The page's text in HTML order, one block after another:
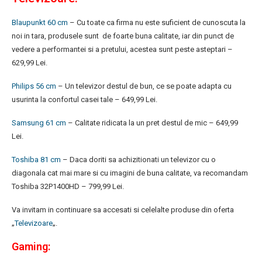
Blaupunkt 60 cm – Cu toate ca firma nu este suficient de cunoscuta la
noi in tara, produsele sunt de foarte buna calitate, iar din punct de
vedere a performantei si a pretului, acestea sunt peste asteptari –
629,99 Lei.
Philips 56 cm – Un televizor destul de bun, ce se poate adapta cu
usurinta la confortul casei tale – 649,99 Lei.
Samsung 61 cm – Calitate ridicata la un pret destul de mic – 649,99
Lei.
Toshiba 81 cm – Daca doriti sa achizitionati un televizor cu o
diagonala cat mai mare si cu imagini de buna calitate, va recomandam
Toshiba 32P1400HD – 799,99 Lei.
Va invitam in continuare sa accesati si celelalte produse din oferta
„Televizoare„.
Gaming: